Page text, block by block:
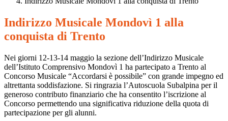
Indirizzo Musicale Mondovì 1 alla
conquista di Trento
Nei giorni 12-13-14 maggio la sezione dell’Indirizzo Musicale
dell’Istituto Comprensivo Mondovì 1 ha partecipato a Trento al
Concorso Musicale “Accordarsi è possibile” con grande impegno ed
altrettanta soddisfazione. Si ringrazia l’Autoscuola Subalpina per il
generoso contributo finanziario che ha consentito l’iscrizione al
Concorso permettendo una significativa riduzione della quota di
partecipazione per gli alunni.